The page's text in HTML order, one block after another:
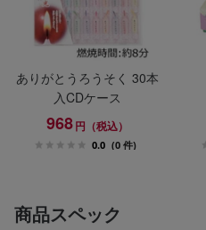
ありがとうろうそく 30本
入CDケース
968円（税込）
0.0 (0 件)
商品スペック